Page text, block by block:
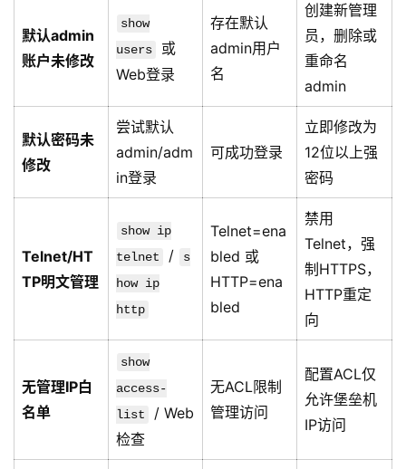
默认admin
账户未修改
show
users
或
Web登录
存在默认
admin用户
名
创建新管理
员，删除或
重命名
admin
默认密码未
修改
尝试默认
admin/adm
in登录
可成功登录
立即修改为
12位以上强
密码
Telnet/HT
TP明文管理
show ip
telnet
/
s
how ip
http
Telnet=ena
bled 或
HTTP=ena
bled
禁用
Telnet，强
制HTTPS，
HTTP重定
向
无管理IP白
名单
show
access-
list
/ Web
检查
无ACL限制
管理访问
配置ACL仅
允许堡垒机
IP访问